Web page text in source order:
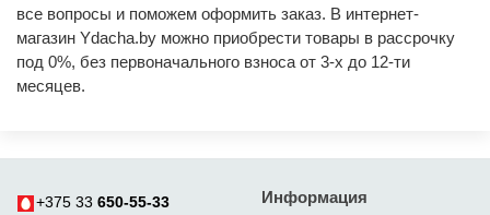
все вопросы и поможем оформить заказ. В интернет-
магазин Ydacha.by можно приобрести товары в рассрочку
под 0%, без первоначального взноса от 3-х до 12-ти
месяцев.
+375 33 650-55-33
Информация